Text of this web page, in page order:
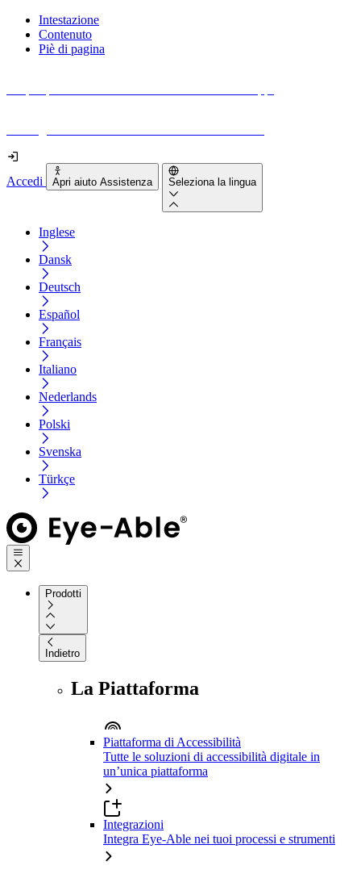
Intestazione
Contenuto
Piè di pagina
Accedi Apri aiuto Assistenza Seleziona la lingua
Inglese
Dansk
Deutsch
Español
Français
Italiano
Nederlands
Polski
Svenska
Türkçe
Prodotti
Indietro
La Piattaforma
Piattaforma di Accessibilità
Tutte le soluzioni di accessibilità digitale in
un’unica piattaforma
Integrazioni
Integra Eye-Able nei tuoi processi e strumenti